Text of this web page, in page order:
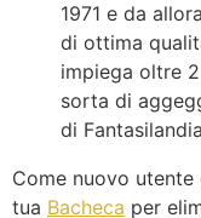
1971 e da
di ottima
impiega oltre
sorta di
di
Come nuovo utente
tua Bacheca per